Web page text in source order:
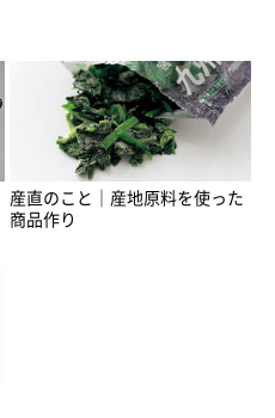
産直のこと｜産地原料を使った
商品作り